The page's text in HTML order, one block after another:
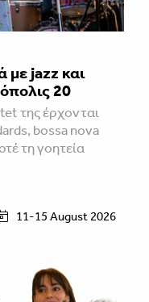
με jazz και
20
της έρχονται
bossa nova
τη γοητεία
11-15 August 2026